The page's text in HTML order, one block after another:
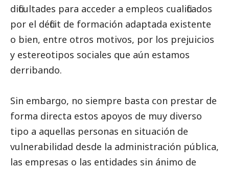
dificultades para acceder a empleos cualificados
por el déficit de formación adaptada existente
o bien, entre otros motivos, por los prejuicios
y estereotipos sociales que aún estamos
derribando.
Sin embargo, no siempre basta con prestar de
forma directa estos apoyos de muy diverso
tipo a aquellas personas en situación de
vulnerabilidad desde la administración pública,
las empresas o las entidades sin ánimo de